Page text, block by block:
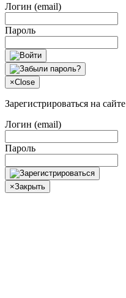
Логин (email)
Пароль
×Close
Зарегистрироваться на сайте
Логин (email)
Пароль
×Закрыть